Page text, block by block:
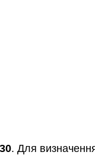
. Для